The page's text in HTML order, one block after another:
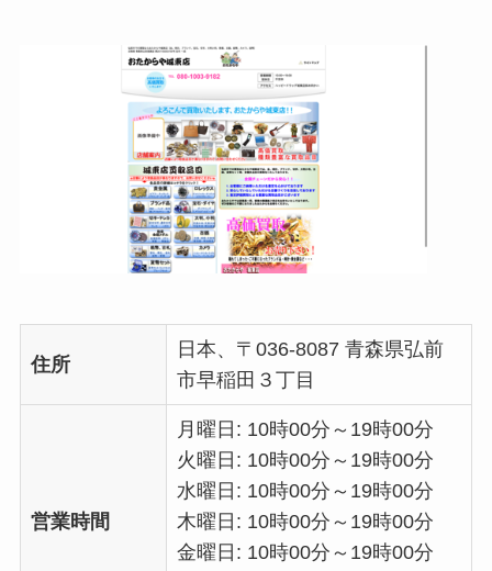
住所
日本、〒036-8087 青森県弘前
市早稲田３丁目
営業時間
月曜日: 10時00分～19時00分
火曜日: 10時00分～19時00分
水曜日: 10時00分～19時00分
木曜日: 10時00分～19時00分
金曜日: 10時00分～19時00分